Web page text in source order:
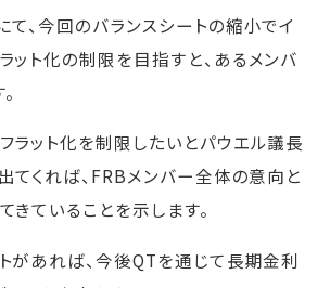
、今回のバランスシートの縮小でイ
ット化の制限を目指すと、あるメンバ
ラット化を制限したいとパウエル議長
てくれば、FRBメンバー全体の意向と
きていることを示します。
があれば、今後QTを通じて長期金利